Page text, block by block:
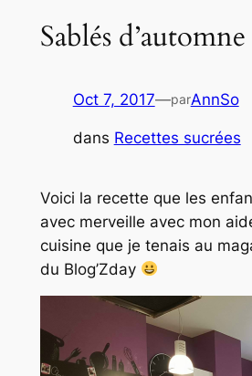
Sablés d’automne
Oct 7, 2017—parAnnSo
dans Recettes sucrées
Voici la recette que les
avec merveille avec mon
cuisine que je tenais au
du Blog’Zday